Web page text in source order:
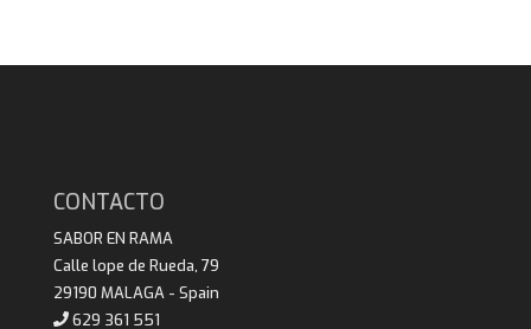
CONTACTO
SABOR EN RAMA
Calle lope de Rueda, 79
29190 MALAGA - Spain
629 361 551